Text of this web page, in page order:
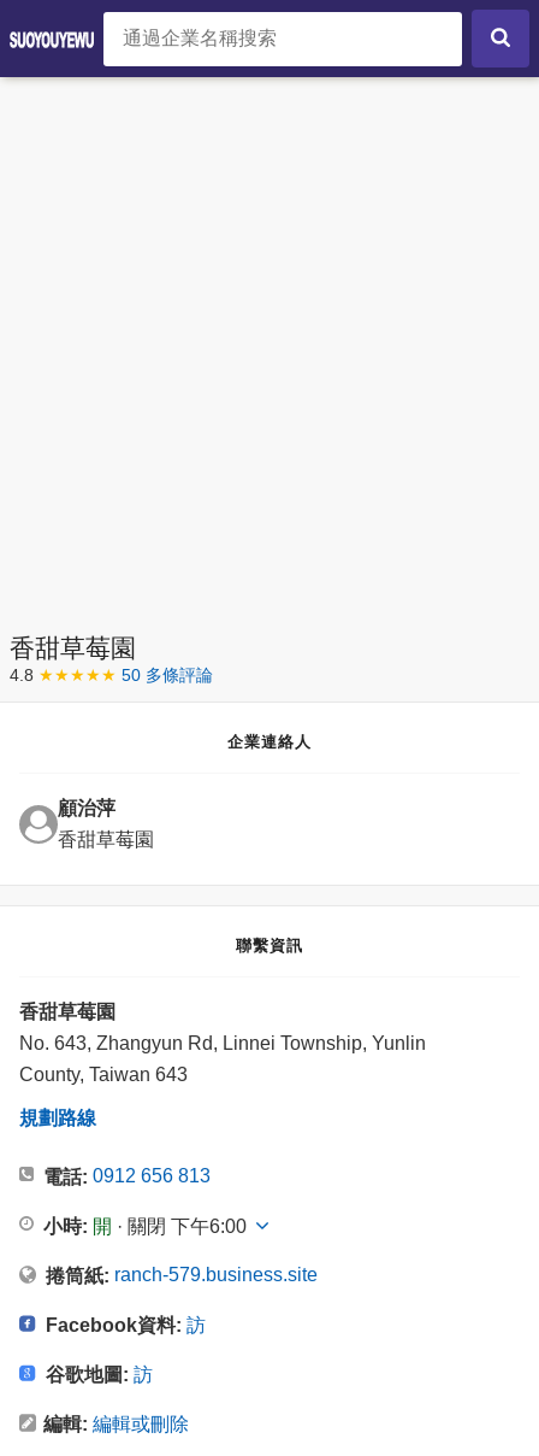
香甜草莓園
4.8 ★★★★★ 50 多條評論
企業連絡人
顧治萍
香甜草莓園
聯繫資訊
香甜草莓園
No. 643, Zhangyun Rd, Linnei Township, Yunlin
County, Taiwan 643
規劃路線
電話: 0912 656 813
小時: 開 · 關閉 下午6:00
捲筒紙: ranch-579.business.site
Facebook資料: 訪
谷歌地圖: 訪
編輯: 編輯或刪除